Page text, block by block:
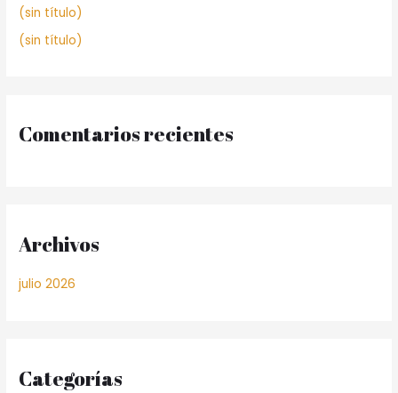
(sin título)
(sin título)
Comentarios recientes
Archivos
julio 2026
Categorías